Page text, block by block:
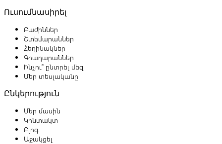
Ուսումնասիրել
Բաժիններ
Շտեմարաններ
Հեղինակներ
Գրադարաններ
Ինչու՞ ընտրել մեզ
Մեր տեսլականը
Ընկերություն
Մեր մասին
Կոնտակտ
Բլոգ
Աջակցել